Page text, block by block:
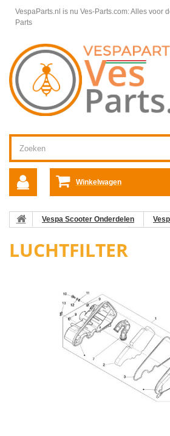
VespaParts.nl is nu Ves-Parts.com: Alles voor
Parts
Winkelwagen
Vespa Scooter Onderdelen
LUCHTFILTER